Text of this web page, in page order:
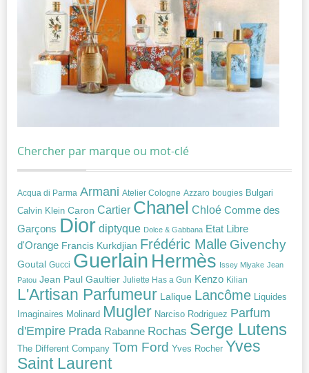
Chercher par marque ou mot-clé
Acqua di Parma Armani Atelier Cologne Azzaro bougies Bulgari
Calvin Klein Caron Cartier Chanel Chloé Comme des
Garçons Dior diptyque Dolce & Gabbana Etat Libre
d'Orange Francis Kurkdjian Frédéric Malle Givenchy
Goutal Gucci Guerlain Hermès Issey Miyake Jean
Patou Jean Paul Gaultier Juliette Has a Gun Kenzo Kilian
L'Artisan Parfumeur Lalique Lancôme Liquides
Imaginaires Molinard Mugler Narciso Rodriguez Parfum
d'Empire Prada Rabanne Rochas Serge Lutens
The Different Company Tom Ford Yves Rocher Yves
Saint Laurent